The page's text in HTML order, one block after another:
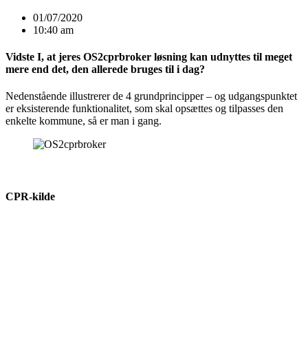
01/07/2020
10:40 am
Vidste I, at jeres OS2cprbroker løsning kan udnyttes til meget
mere end det, den allerede bruges til i dag?
Nedenstående illustrerer de 4 grundprincipper – og udgangspunktet
er eksisterende funktionalitet, som skal opsættes og tilpasses den
enkelte kommune, så er man i gang.
CPR-kilde